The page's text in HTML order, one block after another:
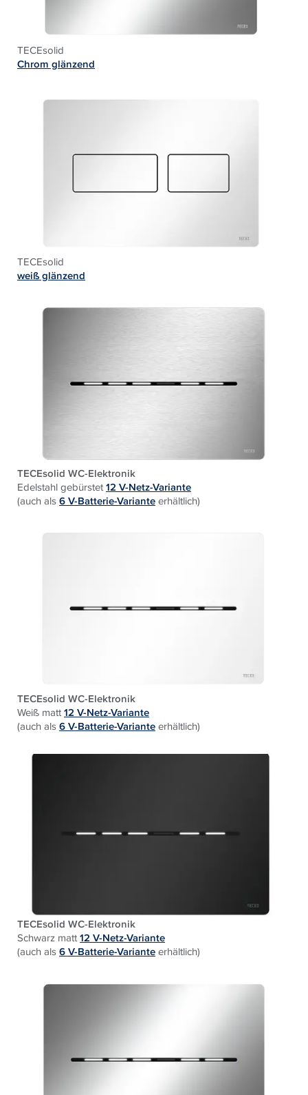
TECEsolid
Chrom glänzend
TECEsolid
weiß glänzend
TECEsolid WC-Elektronik
Edelstahl gebürstet12 V-Netz-Variante
(auch als6 V-Batterie-Varianteerhältlich)
TECEsolid WC-Elektronik
Weiß matt12 V-Netz-Variante
(auch als6 V-Batterie-Varianteerhältlich)
TECEsolid WC-Elektronik
Schwarz matt12 V-Netz-Variante
(auch als6 V-Batterie-Varianteerhältlich)